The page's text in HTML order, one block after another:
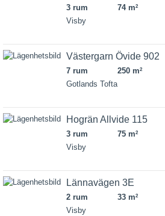
3 rum 74 m2
Visby
Västergarn Övide 902
7 rum 250 m2
Gotlands Tofta
Hogrän Allvide 115
3 rum 75 m2
Visby
Lännavägen 3E
2 rum 33 m2
Visby